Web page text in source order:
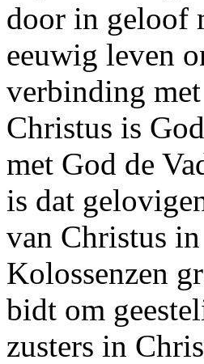
door in geloof
eeuwig leven
verbinding
Christus is
met God de
is dat
van Christus
Kolossenzen
bidt om
zusters in